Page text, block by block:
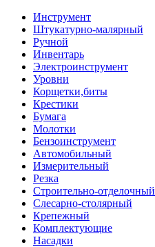
Инструмент
Штукатурно-малярный
Ручной
Инвентарь
Электроинструмент
Уровни
Корщетки,биты
Крестики
Бумага
Молотки
Бензоинструмент
Автомобильный
Измерительный
Резка
Строительно-отделочный
Слесарно-столярный
Крепежный
Комплектующие
Насадки